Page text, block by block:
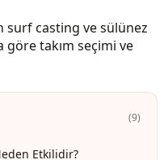
surf casting ve sülünez
göre takım seçimi ve
(9)
Etkilidir?